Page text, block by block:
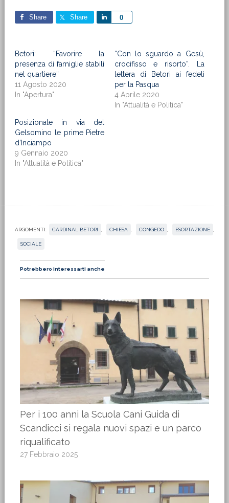
Share Share 0
Share
Betori: “Favorire la
presenza di famiglie stabili
nel quartiere”
11 Agosto 2020
In "Apertura"
“Con lo sguardo a Gesù,
crocifisso e risorto”. La
lettera di Betori ai fedeli
per la Pasqua
4 Aprile 2020
In "Attualità e Politica"
Posizionate in via del
Gelsomino le prime Pietre
d’Inciampo
9 Gennaio 2020
In "Attualità e Politica"
ARGOMENTI: CARDINAL BETORI CHIESA CONGEDO ESORTAZIONE
SOCIALE
Potrebbero interessarti anche
Per i 100 anni la Scuola Cani Guida di
Scandicci si regala nuovi spazi e un parco
riqualificato
27 Febbraio 2025